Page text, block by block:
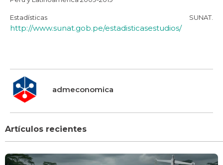
Estadísticas SUNAT.
http://www.sunat.gob.pe/estadisticasestudios/
admeconomica
Artículos recientes